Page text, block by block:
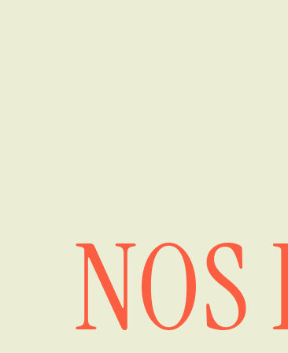
NOS